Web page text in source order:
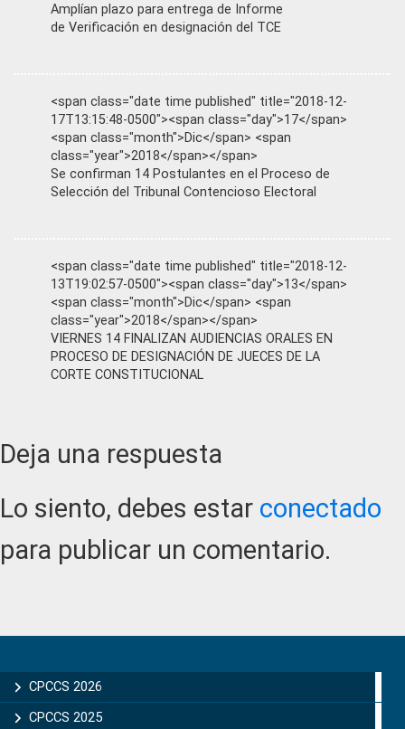
Amplían plazo para entrega de Informe
de Verificación en designación del TCE
<span class="date time published" title="2018-12-
17T13:15:48-0500"><span class="day">17</span>
<span class="month">Dic</span> <span
class="year">2018</span></span>
Se confirman 14 Postulantes en el Proceso de
Selección del Tribunal Contencioso Electoral
<span class="date time published" title="2018-12-
13T19:02:57-0500"><span class="day">13</span>
<span class="month">Dic</span> <span
class="year">2018</span></span>
VIERNES 14 FINALIZAN AUDIENCIAS ORALES EN
PROCESO DE DESIGNACIÓN DE JUECES DE LA
CORTE CONSTITUCIONAL
Reader
Interactions
Deja una respuesta
Lo siento, debes estar conectado
para publicar un comentario.
Sidebar
CPCCS 2026
CPCCS 2025